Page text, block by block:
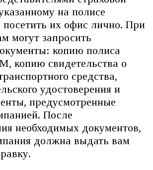
на полисе
их офис лично. При
могут запросить
копию полиса
копию свидетельства о
средства,
удостоверения и
предусмотренные
После
необходимых документов,
должна выдать вам